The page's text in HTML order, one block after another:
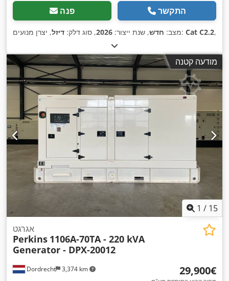
פנה התקשר
מצב: חדש, שנת ייצור: 2026, סוג דלק: דיזל , יצרן מנועים: Cat C2.2,
מודעה קטנה
1 / 15
Dordrecht 3,374 km
אגרגט
Perkins 1106A-70TA - 220 kVA
Generator - DPX-20012
‏29,900 ‏€